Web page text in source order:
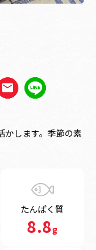
かします。季節の素
たんぱく質
8.8g